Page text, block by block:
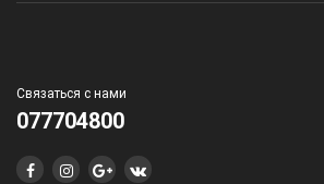
Связаться с нами
077704800